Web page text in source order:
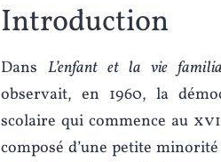
Introduction
Dans L’enfant et la vie
observait, en 1960, la
scolaire qui commence au xvi
composé d’une petite